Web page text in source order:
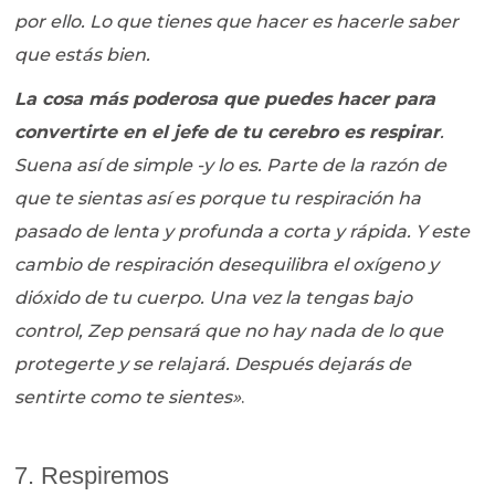
por ello. Lo que tienes que hacer es hacerle saber
que estás bien.
La cosa más poderosa que puedes hacer para
convertirte en el jefe de tu cerebro es respirar.
Suena así de simple -y lo es. Parte de la razón de
que te sientas así es porque tu respiración ha
pasado de lenta y profunda a corta y rápida. Y este
cambio de respiración desequilibra el oxígeno y
dióxido de tu cuerpo. Una vez la tengas bajo
control, Zep pensará que no hay nada de lo que
protegerte y se relajará. Después dejarás de
sentirte como te sientes».
7. Respiremos